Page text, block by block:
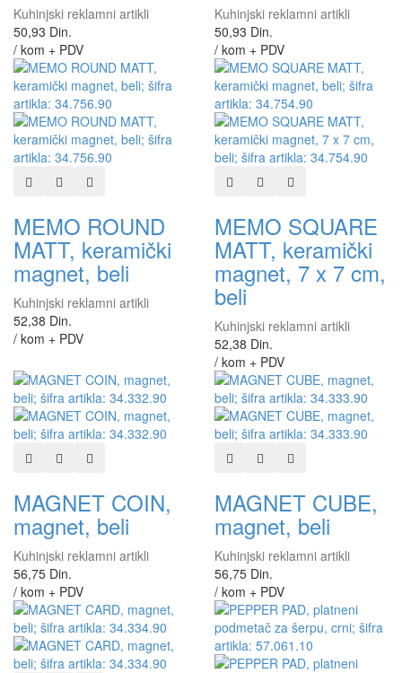
Kuhinjski reklamni artikli
50,93 Din.
/ kom + PDV
Kuhinjski reklamni artikli
50,93 Din.
/ kom + PDV
Dodaj u listu želja
Dodaj u listu za poređenje
MEMO ROUND
MATT, keramički
magnet, beli
Kuhinjski reklamni artikli
52,38 Din.
/ kom + PDV
Dodaj u listu želja
Dodaj u listu za
MEMO SQUARE
MATT, keramički
magnet, 7 x 7 cm,
beli
Kuhinjski reklamni artikli
52,38 Din.
/ kom + PDV
Dodaj u listu želja
Dodaj u listu za poređenje
MAGNET COIN,
magnet, beli
Kuhinjski reklamni artikli
56,75 Din.
/ kom + PDV
Dodaj u listu želja
Dodaj u listu za
MAGNET CUBE,
magnet, beli
Kuhinjski reklamni artikli
56,75 Din.
/ kom + PDV